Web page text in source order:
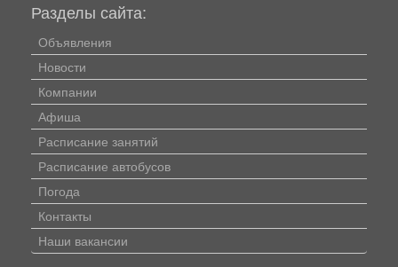
Разделы сайта:
Объявления
Новости
Компании
Афиша
Расписание занятий
Расписание автобусов
Погода
Контакты
Наши вакансии